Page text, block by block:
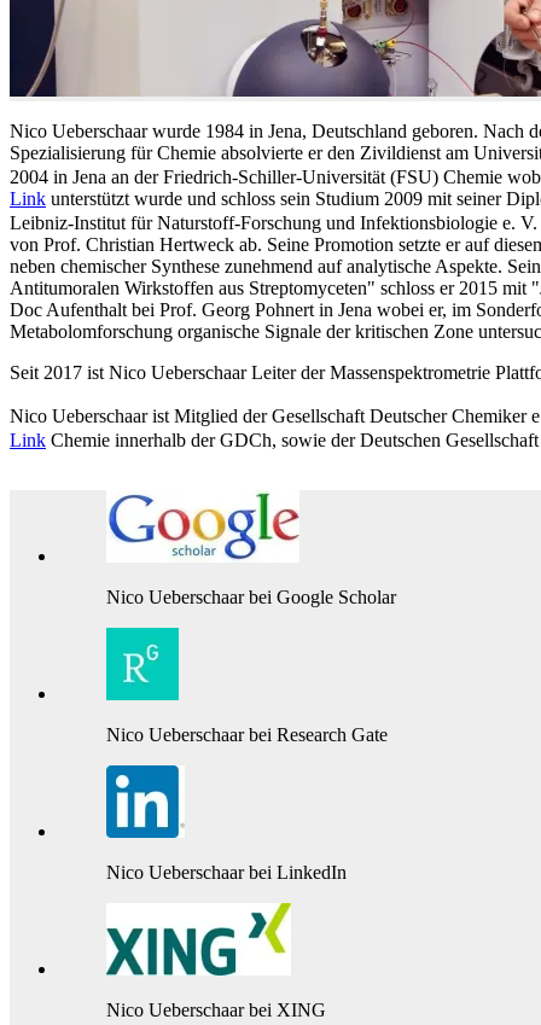
Nico Ueberschaar wurde 1984 in Jena, Deutschland geboren. Nach
Spezialisierung für Chemie absolvierte er den Zivildienst am
2004 in Jena an der Friedrich-Schiller-Universität (FSU) Chemie
Link unterstützt wurde und schloss sein Studium 2009 mit seiner
Leibniz-Institut für Naturstoff-Forschung und Infektionsbiologie e. V.
von Prof. Christian Hertweck ab. Seine Promotion setzte er auf
neben chemischer Synthese zunehmend auf analytische Aspekte.
Antitumoralen Wirkstoffen aus Streptomyceten" schloss er 2015 mit "
Doc Aufenthalt bei Prof. Georg Pohnert in Jena wobei er, im
Metabolomforschung organische Signale der kritischen Zone
Seit 2017 ist Nico Ueberschaar Leiter der Massenspektrometrie
Nico Ueberschaar ist Mitglied der Gesellschaft Deutscher Chemiker
Link Chemie innerhalb der GDCh, sowie der Deutschen
Nico Ueberschaar bei Google Scholar
Nico Ueberschaar bei Research Gate
Nico Ueberschaar bei LinkedIn
Nico Ueberschaar bei XING